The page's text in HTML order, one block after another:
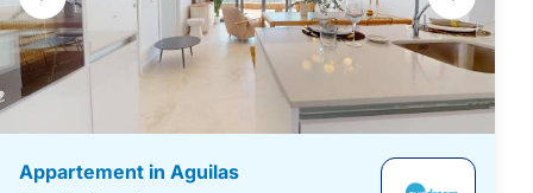
navigatie
Appartement in Aguilas